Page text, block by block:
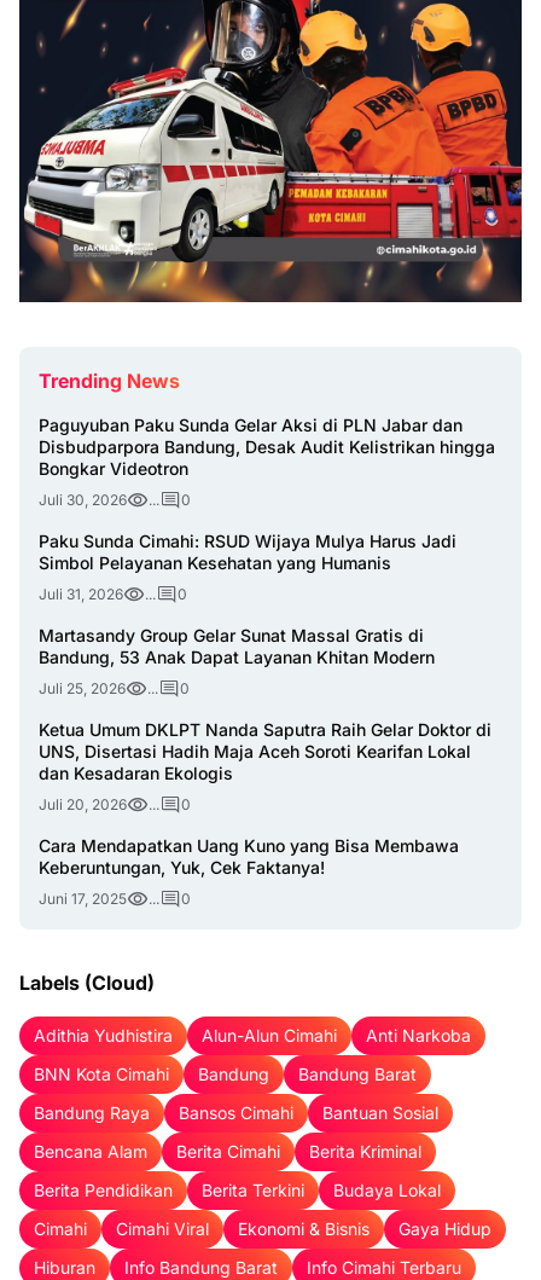
Trending News
Paguyuban Paku Sunda Gelar Aksi di PLN Jabar dan
Disbudparpora Bandung, Desak Audit Kelistrikan hingga
Bongkar Videotron
Juli 30, 2026 ... 0
Paku Sunda Cimahi: RSUD Wijaya Mulya Harus Jadi
Simbol Pelayanan Kesehatan yang Humanis
Juli 31, 2026 ... 0
Martasandy Group Gelar Sunat Massal Gratis di
Bandung, 53 Anak Dapat Layanan Khitan Modern
Juli 25, 2026 ... 0
Ketua Umum DKLPT Nanda Saputra Raih Gelar Doktor di
UNS, Disertasi Hadih Maja Aceh Soroti Kearifan Lokal
dan Kesadaran Ekologis
Juli 20, 2026 ... 0
Cara Mendapatkan Uang Kuno yang Bisa Membawa
Keberuntungan, Yuk, Cek Faktanya!
Juni 17, 2025 ... 0
Labels (Cloud)
Adithia Yudhistira Alun-Alun Cimahi
Anti Narkoba
BNN Kota Cimahi
Bandung
Bandung Barat
Bandung Raya
Bansos Cimahi
Bantuan Sosial
Bencana Alam
Berita Cimahi
Berita Kriminal
Berita Pendidikan
Berita Terkini
Budaya Lokal
Cimahi
Cimahi Viral Ekonomi & Bisnis
Gaya Hidup
Hiburan
Info Bandung Barat
Info Cimahi Terbaru